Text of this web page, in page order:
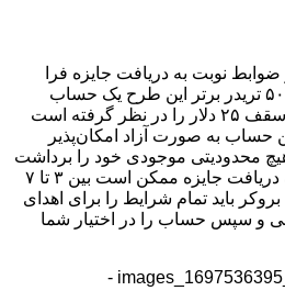
نوبت به دریافت جایزه فرا
می‌رسد. بروکر آرون برای ۵۰۰ تریدر برتر این طرح یک حساب
معاملاتی نانو از نوع نتینگ تا سقف ۲۵ دلار را در نظر گرفته است
در این حساب به صورت آزاد امکان‌پذیر
محدودیتی موجودی خود را برداشت
کنید. در نظر داشته باشید که دریافت جایزه ممکن است بین ۳ تا ۷
باید تمام شرایط را برای اهدای
و سپس حساب را در اختیار شما